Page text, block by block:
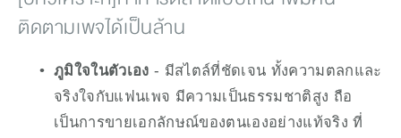
ติดตามเพจได้เป็นล้าน
ภูมิใจในตัวเอง - มีสไตล์ที่ชัดเจน ทั้งความตลกและ
จริงใจกับแฟนเพจ มีความเป็นธรรมชาติสูง ถือ
เป็นการขายเอกลักษณ์ของตนเองอย่างแท้จริง ที่